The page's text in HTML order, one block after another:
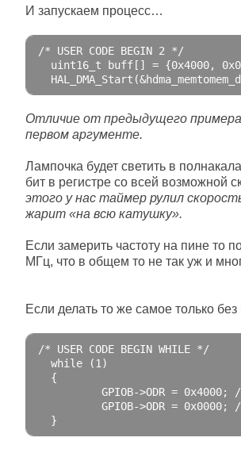
И запускаем процесс…
/* USER CODE BEGIN 2 */
uint16_t buff [] = {0x4000,
HAL_DMA_Start (&
Отличие от предыдущего
первом аргументе.
Лампочка будет светить в
бит в регистре со всей возможной
этого у нас таймер рулил
жарит «на всю катушку».
Если замерить частоту на пине то
МГц, что в общем то не так уж и
Если делать то же самое только
/* USER CODE BEGIN WHILE */
while
(1 )
{
GPIOB->ODR = 0x4000;
GPIOB->ODR = 0x0000;
}